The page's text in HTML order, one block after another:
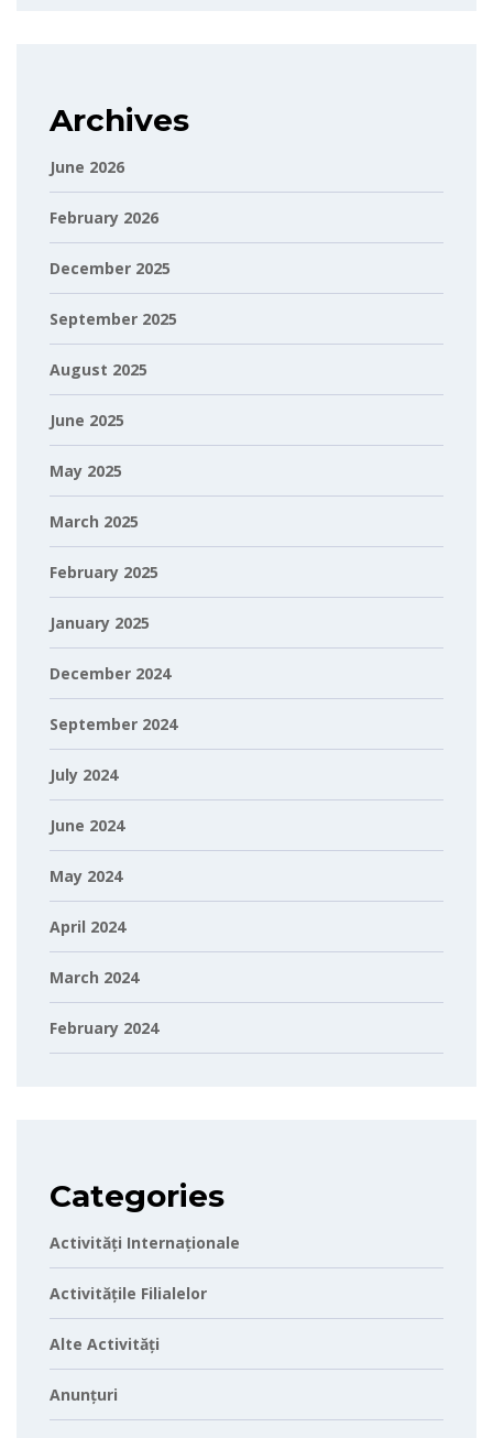
Archives
June 2026
February 2026
December 2025
September 2025
August 2025
June 2025
May 2025
March 2025
February 2025
January 2025
December 2024
September 2024
July 2024
June 2024
May 2024
April 2024
March 2024
February 2024
Categories
Activități Internaționale
Activitățile Filialelor
Alte Activități
Anunțuri